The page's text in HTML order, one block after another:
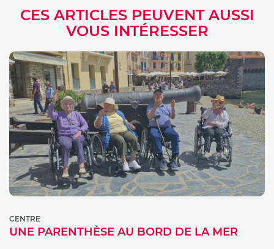
CES ARTICLES PEUVENT AUSSI
VOUS INTÉRESSER
CENTRE
UNE PARENTHÈSE AU BORD DE LA MER